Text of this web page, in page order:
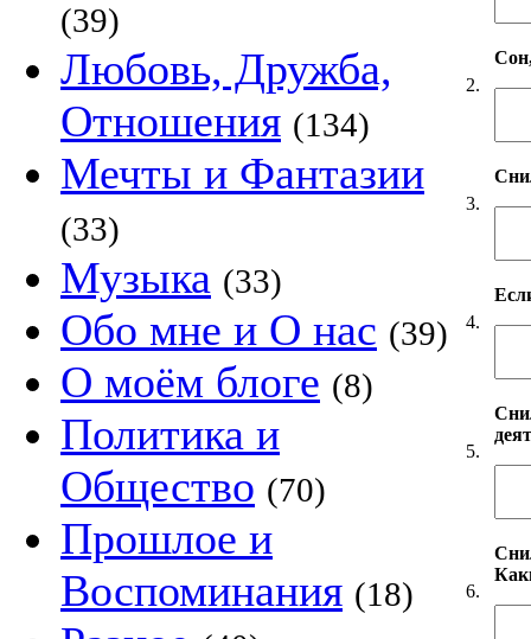
(39)
Любовь, Дружба,
Отношения (134)
Мечты и Фантазии
(33)
Музыка (33)
Обо мне и О нас (39)
О моём блоге (8)
Политика и
Общество (70)
Прошлое и
Воспоминания (18)
2.
3.
4.
5.
6.